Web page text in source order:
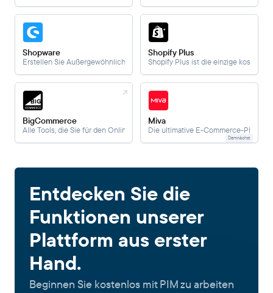
Shopware
Erstellen Sie Außergewöhnliches mit der führenden Open-Commerce-
Shopify Plus
Shopify Plus ist die einzige
BigCommerce
Alle Tools, die Sie für den Online-Verkauf benötigen, sofort einsatzbereit.
Demnächst
Miva
Die ultimative E-Commerce-
Entdecken Sie die
Funktionen unserer
Plattform aus erster
Hand.
Beginnen Sie kostenlos mit PIM zu arbeiten